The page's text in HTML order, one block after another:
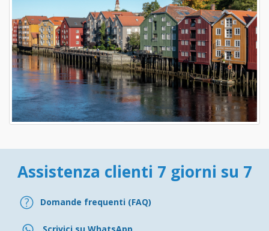
Assistenza clienti 7 giorni su 7
Domande frequenti (FAQ)